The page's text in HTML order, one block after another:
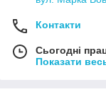
Контакти
Сьогодні
Показати